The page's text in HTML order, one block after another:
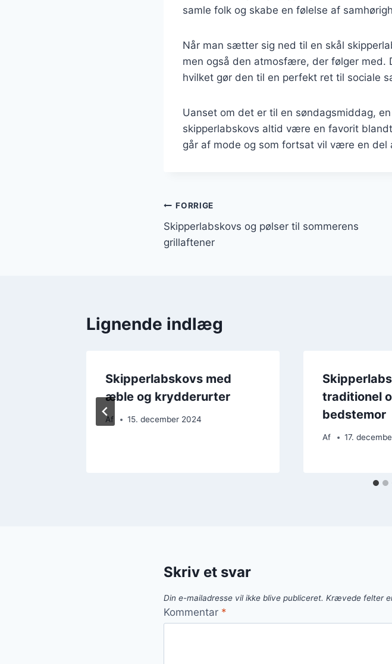
samle folk og skabe en følelse af
Når man sætter sig ned til en skål
men også den atmosfære, der følger med.
hvilket gør den til en perfekt ret til sociale
Uanset om det er til en søndagsmiddag,
skipperlabskovs altid være en favorit
går af mode og som fortsat vil være en del
Indlægsnavigation
FORRIGE
Skipperlabskovs og pølser til sommerens
grillaftener
Lignende indlæg
Skipperlabskovs med
æble og krydderurter
Af 15. december 2024
traditionel
bedstemor
Af 17.
Skriv et svar
Din e-mailadresse vil ikke blive publiceret. Krævede felter
Kommentar *